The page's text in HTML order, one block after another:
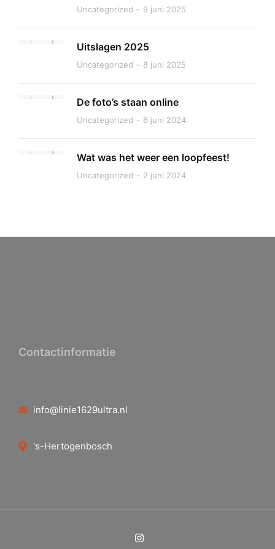
Uncategorized 9 juni 2025
Uitslagen 2025
Uncategorized 8 juni 2025
De foto’s staan online
Uncategorized 6 juni 2024
Wat was het weer een loopfeest!
Uncategorized 2 juni 2024
Contactinformatie
info@linie1629ultra.nl
's-Hertogenbosch